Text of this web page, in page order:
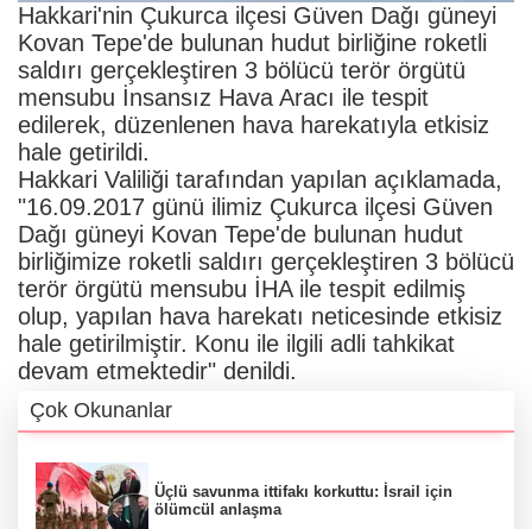
Hakkari'nin Çukurca ilçesi Güven Dağı güneyi
Kovan Tepe'de bulunan hudut birliğine roketli
saldırı gerçekleştiren 3 bölücü terör örgütü
mensubu İnsansız Hava Aracı ile tespit
edilerek, düzenlenen hava harekatıyla etkisiz
hale getirildi.
Hakkari Valiliği tarafından yapılan açıklamada,
"16.09.2017 günü ilimiz Çukurca ilçesi Güven
Dağı güneyi Kovan Tepe'de bulunan hudut
birliğimize roketli saldırı gerçekleştiren 3 bölücü
terör örgütü mensubu İHA ile tespit edilmiş
olup, yapılan hava harekatı neticesinde etkisiz
hale getirilmiştir. Konu ile ilgili adli tahkikat
devam etmektedir" denildi.
Çok Okunanlar
Üçlü savunma ittifakı korkuttu: İsrail için
ölümcül anlaşma